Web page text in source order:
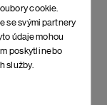
cookie.
se svými partnery
údaje mohou
poskytli nebo
služby.